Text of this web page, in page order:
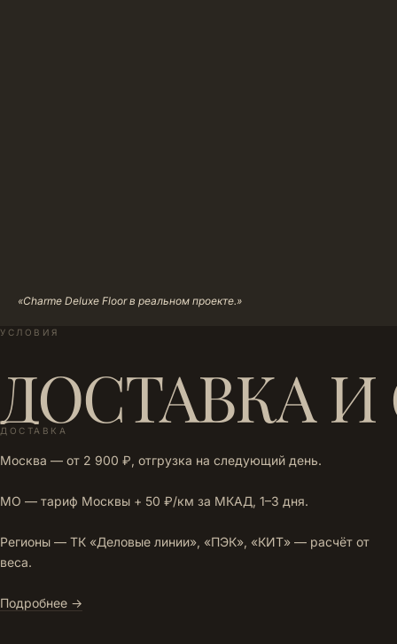
«Charme Deluxe Floor в реальном проекте.»
УСЛОВИЯ
ДОСТАВКА
ДОСТАВКА
Москва — от 2 900 ₽, отгрузка на следующий день.
МО — тариф Москвы + 50 ₽/км за МКАД, 1–3 дня.
Регионы — ТК «Деловые линии», «ПЭК», «КИТ» — расчёт от
веса.
Подробнее →